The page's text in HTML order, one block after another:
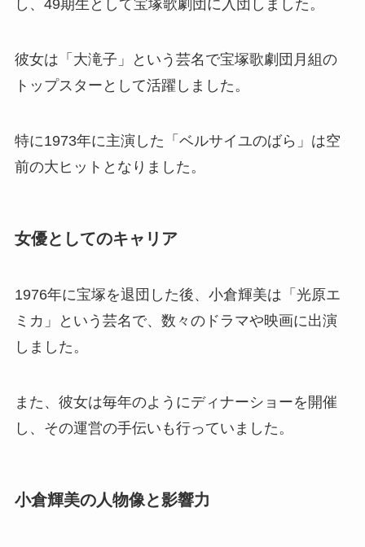
し、49期生として宝塚歌劇団に入団しました。
彼女は「大滝子」という芸名で宝塚歌劇団月組の
トップスターとして活躍しました。
特に1973年に主演した「ベルサイユのばら」は空
前の大ヒットとなりました。
女優としてのキャリア
1976年に宝塚を退団した後、小倉輝美は「光原エ
ミカ」という芸名で、数々のドラマや映画に出演
しました。
また、彼女は毎年のようにディナーショーを開催
し、その運営の手伝いも行っていました。
小倉輝美の人物像と影響力